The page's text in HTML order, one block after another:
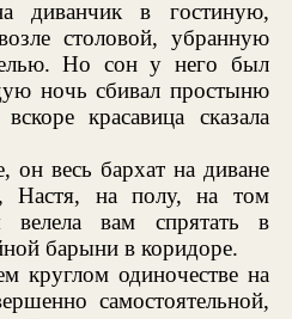
диванчик в гостиную,
столовой, убранную
Но сон у него был
ночь сбивал простыню
красавица сказала
он весь бархат на диване
Настя, на полу, на том
вам спрятать в
барыни в коридоре.
круглом одиночестве на
самостоятельной,